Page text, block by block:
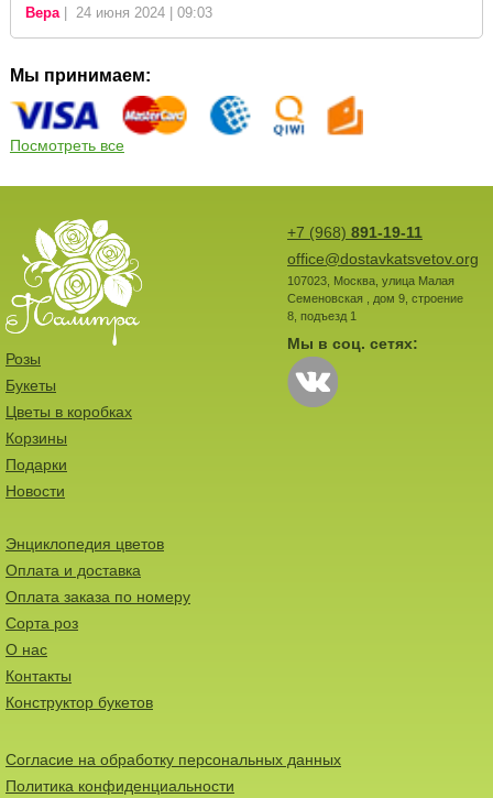
Вера| 24 июня 2024 | 09:03
Мы принимаем:
Посмотреть все
+7 (968) 891-19-11
office@dostavkatsvetov.org
107023, Москва, улица Малая
Семеновская , дом 9, строение
8, подъезд 1
Мы в соц. сетях:
Розы
Букеты
Цветы в коробках
Корзины
Подарки
Новости
Энциклопедия цветов
Оплата и доставка
Оплата заказа по номеру
Сорта роз
О нас
Контакты
Конструктор букетов
Согласие на обработку персональных данных
Политика конфиденциальности